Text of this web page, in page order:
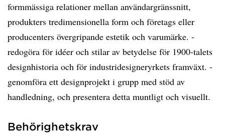
formmässiga relationer mellan användargränssnitt,
produkters tredimensionella form och företags eller
producenters övergripande estetik och varumärke. -
redogöra för idéer och stilar av betydelse för 1900-talets
designhistoria och för industridesigneryrkets framväxt. -
genomföra ett designprojekt i grupp med stöd av
handledning, och presentera detta muntligt och visuellt.
Behörighetskrav